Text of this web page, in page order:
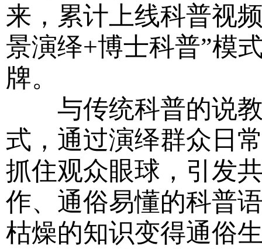
来，累计上线科普视
景演绎+博士科普”模
牌。
与传统科普的说教
式，通过演绎群众日
抓住观众眼球，引发
作、通俗易懂的科普
枯燥的知识变得通俗